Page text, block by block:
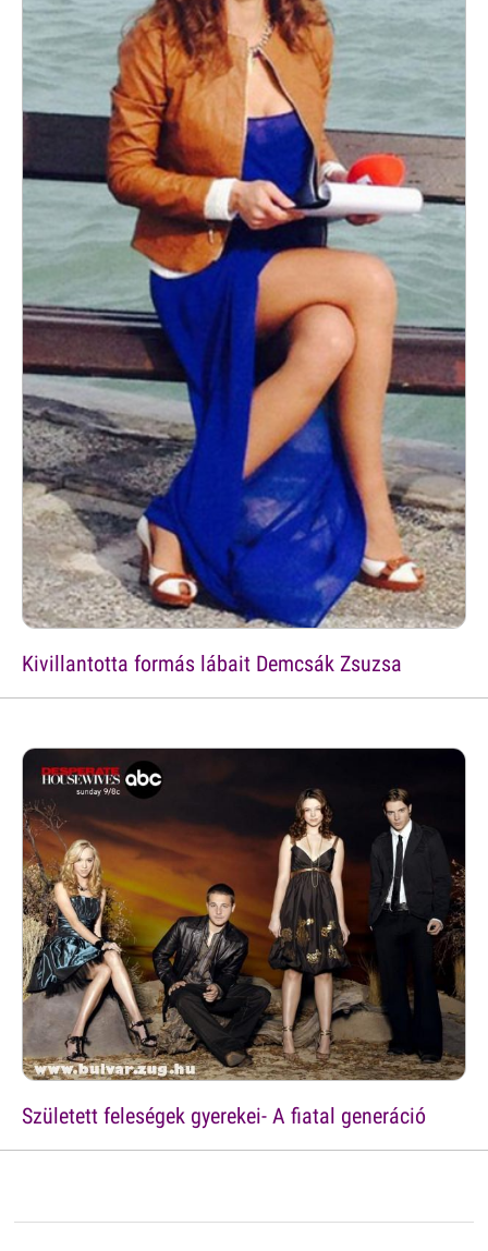
Kivillantotta formás lábait Demcsák Zsuzsa
Született feleségek gyerekei- A fiatal generáció